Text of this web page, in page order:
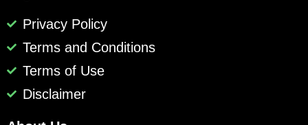
Privacy Policy
Terms and Conditions
Terms of Use
Disclaimer